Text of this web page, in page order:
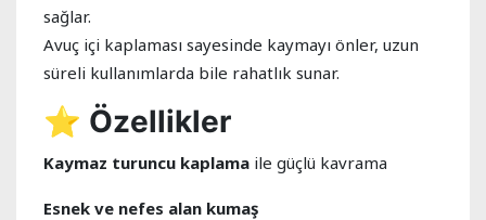
sağlar.
Avuç içi kaplaması sayesinde kaymayı önler, uzun
süreli kullanımlarda bile rahatlık sunar.
⭐ Özellikler
Kaymaz turuncu kaplama ile güçlü kavrama
Esnek ve nefes alan kumaş